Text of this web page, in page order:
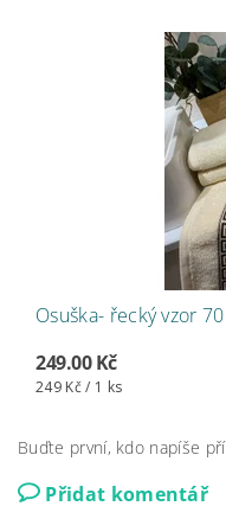
Osuška- řecký vzor
249.00 Kč
249 Kč / 1 ks
Buďte první, kdo napíše
Přidat komentář